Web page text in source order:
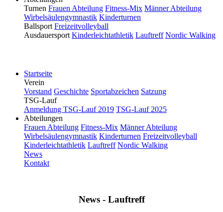
Turnen Frauen Abteilung Fitness-Mix Männer Abteilung
Wirbelsäulengymnastik Kinderturnen
Ballsport Freizeitvolleyball
Ausdauersport Kinderleichtathletik Lauftreff Nordic Walking
Startseite
Verein
Vorstand Geschichte Sportabzeichen Satzung
TSG-Lauf
Anmeldung TSG-Lauf 2019 TSG-Lauf 2025
Abteilungen
Frauen Abteilung Fitness-Mix Männer Abteilung
Wirbelsäulengymnastik Kinderturnen Freizeitvolleyball
Kinderleichtathletik Lauftreff Nordic Walking
News
Kontakt
News - Lauftreff